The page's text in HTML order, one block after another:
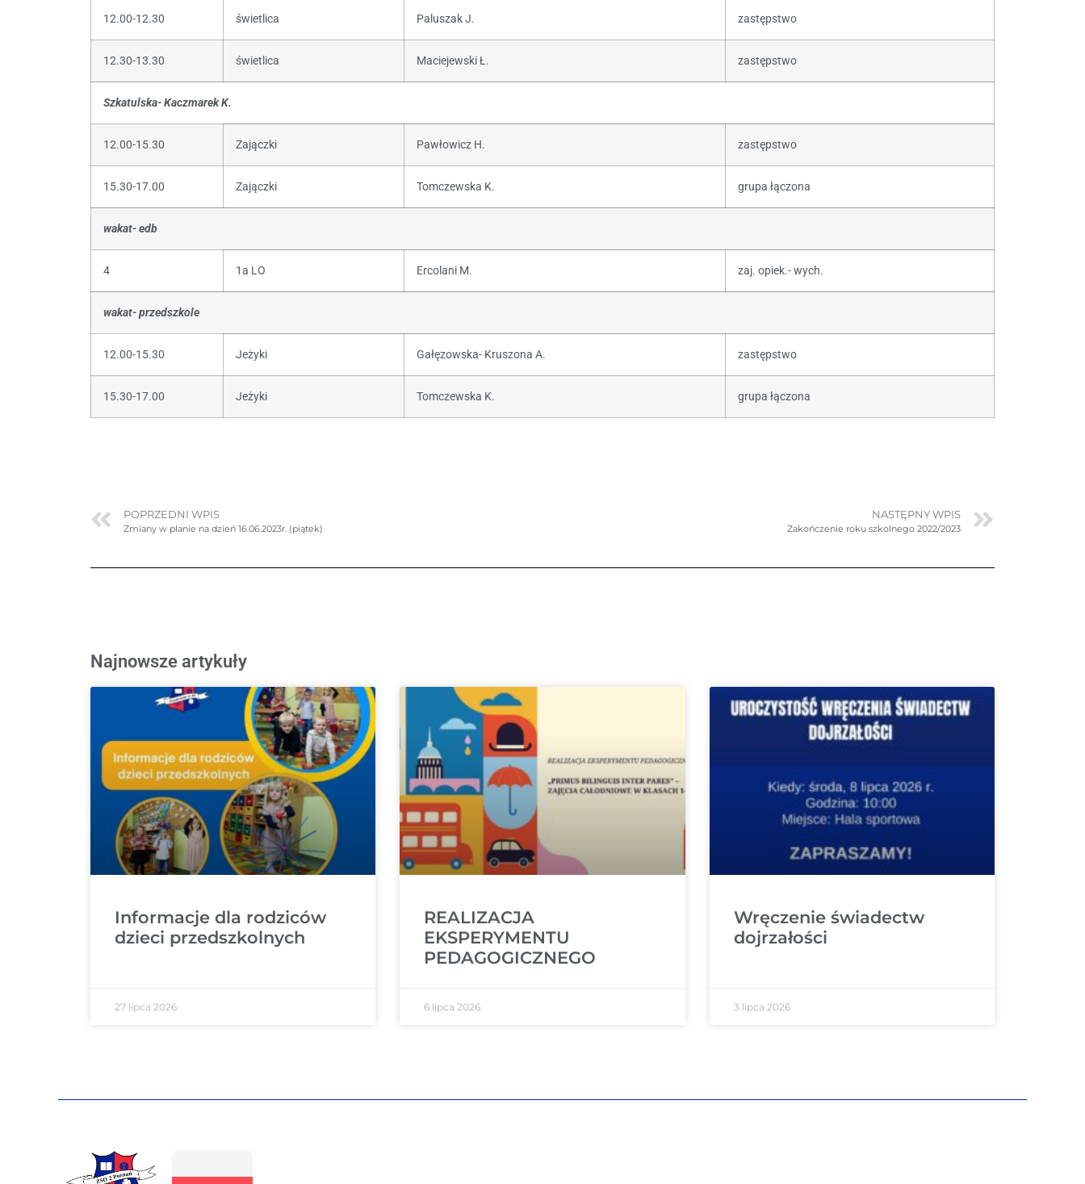
12.00-12.30 świetlica Paluszak J. zastępstwo
12.30-13.30 świetlica Maciejewski Ł. zastępstwo
Szkatulska- Kaczmarek K.
12.00-15.30 Zajączki Pawłowicz H. zastępstwo
15.30-17.00 Zajączki Tomczewska K. grupa łączona
wakat- edb
4 1a LO Ercolani M. zaj. opiek.- wych.
wakat- przedszkole
12.00-15.30 Jeżyki Gałęzowska- Kruszona A. zastępstwo
15.30-17.00 Jeżyki Tomczewska K. grupa łączona
POPRZEDNI WPIS
Zmiany w planie na dzień 16.06.2023r. (piątek)
NASTĘPNY WPIS
Zakończenie roku szkolnego 2022/2023
Najnowsze artykuły
Informacje dla rodziców
dzieci przedszkolnych
27 lipca 2026
REALIZACJA
EKSPERYMENTU
PEDAGOGICZNEGO
6 lipca 2026
Wręczenie świadectw
dojrzałości
3 lipca 2026